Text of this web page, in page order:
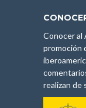
Conocer al
promoción
realizan de